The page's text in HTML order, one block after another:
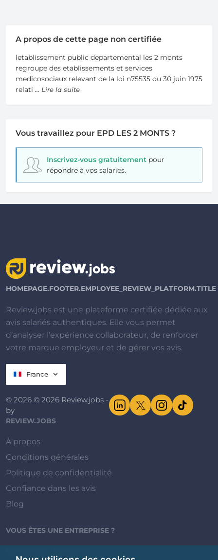
A propos de cette page non certifiée
letablissement public departemental les 2 monts
regroupe des etablissements et services
medicosociaux relevant de la loi n75535 du 30 juin 1975
relati ... Lire la suite
Vous travaillez pour EPD LES 2 MONTS ?
Inscrivez-vous gratuitementpour
répondre à vos salaries.
HOMEPAGE.FOOTER.EMPLOYEE_REVIEW_PLATFORM.TITLE
Review.jobs est une plateforme certifiée dédiée aux
avis salariés authentiques. Elle vous permet
d’analyser l’expérience collaborateur, de renforcer
votre marque employeur et de gérer vos avis.
France
© 2026 © 2026 Review.jobs -
by
REVIEW.JOBS
À propos
Conditions générales
Politique de confidentialité
Confiance dans les avis
Blog
VOUS ÊTES UNE ENTREPRISE ?